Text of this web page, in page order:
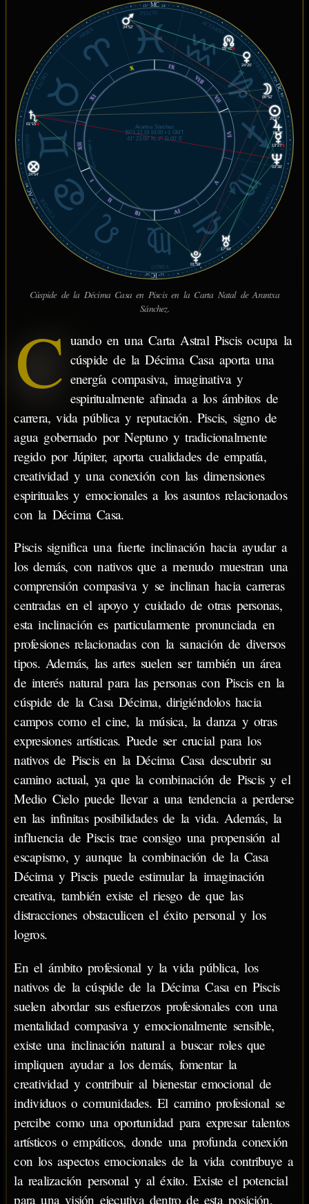
© MiSabueso.com
05°
AC
39'
05°
DC
39'
12° MC 28'
12°
IC
28'
ARIES
TAURO
GÉMINIS
CÁNCER
LEO
VIRGO
LIBRA
ESCORPIÓN
SAGITARIO
CAPRICORNIO
ACUARIO
PISCIS
X
XI
XII
I
II
III IV
V
VI
VII
VIII
IX
26°07'
06°52'
13°27'℞
24°20'
24°52'
19°22'
01°15'℞
17°44'
03°38'
01°58'
05°41'℞
24°54'
Arantxa Sánchez
1971.12.18 18:00 +1 GMT
41° 23.00' N, 2° 11.00' E
Cúspide de la Décima Casa en Piscis en la Carta Natal de Arantxa
Sánchez.
C uando en una Carta Astral Piscis ocupa la
cúspide de la Décima Casa aporta una
energía compasiva, imaginativa y
espiritualmente afinada a los ámbitos de
carrera, vida pública y reputación. Piscis, signo de
agua gobernado por Neptuno y tradicionalmente
regido por Júpiter, aporta cualidades de empatía,
creatividad y una conexión con las dimensiones
espirituales y emocionales a los asuntos relacionados
con la Décima Casa.
Piscis significa una fuerte inclinación hacia ayudar a
los demás, con nativos que a menudo muestran una
comprensión compasiva y se inclinan hacia carreras
centradas en el apoyo y cuidado de otras personas,
esta inclinación es particularmente pronunciada en
profesiones relacionadas con la sanación de diversos
tipos. Además, las artes suelen ser también un área
de interés natural para las personas con Piscis en la
cúspide de la Casa Décima, dirigiéndolos hacia
campos como el cine, la música, la danza y otras
expresiones artísticas. Puede ser crucial para los
nativos de Piscis en la Décima Casa descubrir su
camino actual, ya que la combinación de Piscis y el
Medio Cielo puede llevar a una tendencia a perderse
en las infinitas posibilidades de la vida. Además, la
influencia de Piscis trae consigo una propensión al
escapismo, y aunque la combinación de la Casa
Décima y Piscis puede estimular la imaginación
creativa, también existe el riesgo de que las
distracciones obstaculicen el éxito personal y los
logros.
En el ámbito profesional y la vida pública, los
nativos de la cúspide de la Décima Casa en Piscis
suelen abordar sus esfuerzos profesionales con una
mentalidad compasiva y emocionalmente sensible,
existe una inclinación natural a buscar roles que
impliquen ayudar a los demás, fomentar la
creatividad y contribuir al bienestar emocional de
individuos o comunidades. El camino profesional se
percibe como una oportunidad para expresar talentos
artísticos o empáticos, donde una profunda conexión
con los aspectos emocionales de la vida contribuye a
la realización personal y al éxito. Existe el potencial
para una visión ejecutiva dentro de esta posición,